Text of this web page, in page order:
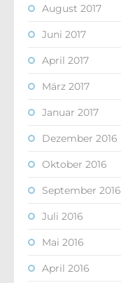
August 2017
Juni 2017
April 2017
März 2017
Januar 2017
Dezember 2016
Oktober 2016
September 2016
Juli 2016
Mai 2016
April 2016